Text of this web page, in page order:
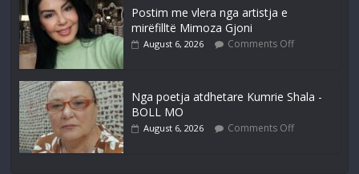
Postim me vlera nga artistja e
mirëfilltë Mimoza Gjoni
August 6, 2026 Comments Off
Nga poetja atdhetare Kumrie Shala -
BOLL MO
August 6, 2026 Comments Off